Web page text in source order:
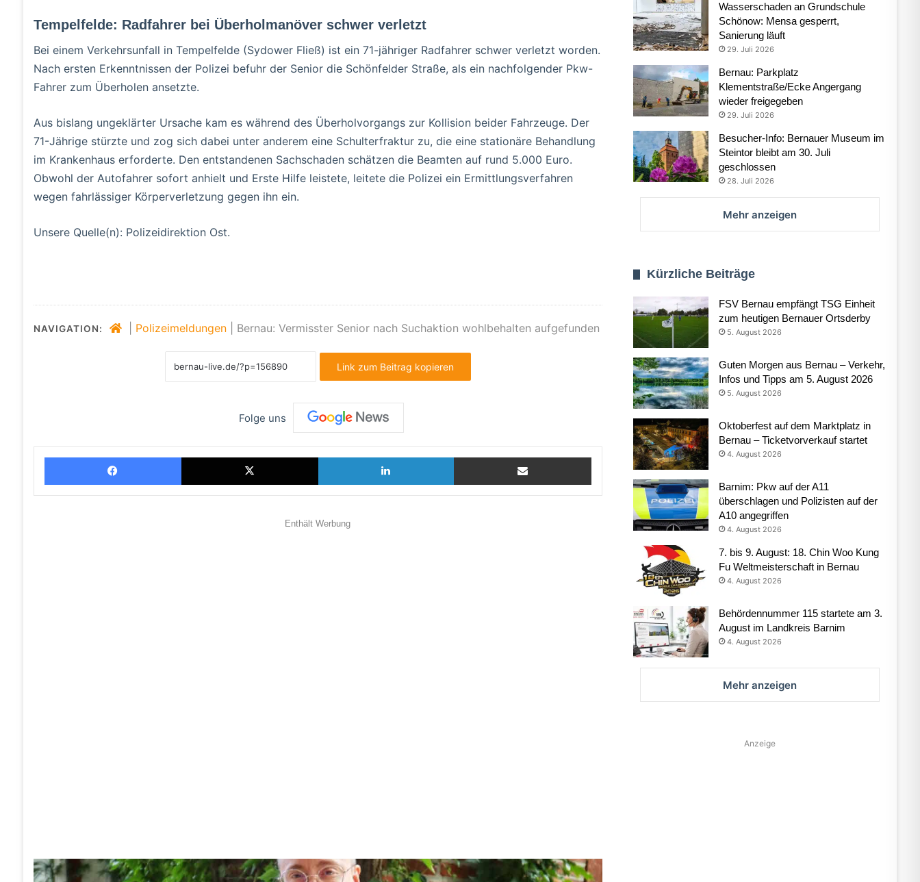
Tempelfelde: Radfahrer bei Überholmanöver schwer verletzt
Bei einem Verkehrsunfall in Tempelfelde (Sydower Fließ) ist ein 71-jähriger Radfahrer schwer verletzt worden.
Nach ersten Erkenntnissen der Polizei befuhr der Senior die Schönfelder Straße, als ein nachfolgender Pkw-
Fahrer zum Überholen ansetzte.
Aus bislang ungeklärter Ursache kam es während des Überholvorgangs zur Kollision beider Fahrzeuge. Der
71-Jährige stürzte und zog sich dabei unter anderem eine Schulterfraktur zu, die eine stationäre Behandlung
im Krankenhaus erforderte. Den entstandenen Sachschaden schätzen die Beamten auf rund 5.000 Euro.
Obwohl der Autofahrer sofort anhielt und Erste Hilfe leistete, leitete die Polizei ein Ermittlungsverfahren
wegen fahrlässiger Körperverletzung gegen ihn ein.
Unsere Quelle(n): Polizeidirektion Ost.
NAVIGATION: Polizeimeldungen| Bernau: Vermisster Senior nach Suchaktion wohlbehalten aufgefunden
Link zum Beitrag kopieren
Folge uns
Facebook X LinkedIn Teilen via E-Mail
Enthält Werbung
Wasserschaden an Grundschule
Schönow: Mensa gesperrt,
Sanierung läuft
29. Juli 2026
Bernau: Parkplatz
Klementstraße/Ecke Angergang
wieder freigegeben
29. Juli 2026
Besucher-Info: Bernauer Museum im
Steintor bleibt am 30. Juli
geschlossen
28. Juli 2026
Mehr anzeigen
Kürzliche Beiträge
FSV Bernau empfängt TSG Einheit
zum heutigen Bernauer Ortsderby
5. August 2026
Guten Morgen aus Bernau – Verkehr,
Infos und Tipps am 5. August 2026
5. August 2026
Oktoberfest auf dem Marktplatz in
Bernau – Ticketvorverkauf startet
4. August 2026
Barnim: Pkw auf der A11
überschlagen und Polizisten auf der
A10 angegriffen
4. August 2026
7. bis 9. August: 18. Chin Woo Kung
Fu Weltmeisterschaft in Bernau
4. August 2026
Behördennummer 115 startete am 3.
August im Landkreis Barnim
4. August 2026
Mehr anzeigen
Anzeige